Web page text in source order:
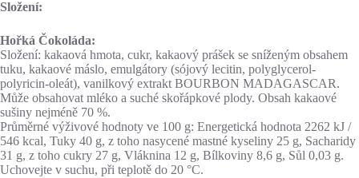
Složení:
Hořká Čokoláda:
Složení: kakaová hmota, cukr, kakaový prášek se sníženým obsahem
tuku, kakaové máslo, emulgátory (sójový lecitin, polyglycerol-
polyricin-oleát), vanilkový extrakt BOURBON MADAGASCAR.
Může obsahovat mléko a suché skořápkové plody. Obsah kakaové
sušiny nejméně 70 %.
Průměrné výživové hodnoty ve 100 g: Energetická hodnota 2262 kJ /
546 kcal, Tuky 40 g, z toho nasycené mastné kyseliny 25 g, Sacharidy
31 g, z toho cukry 27 g, Vláknina 12 g, Bílkoviny 8,6 g, Sůl 0,03 g.
Uchovejte v suchu, při teplotě do 20 °C.